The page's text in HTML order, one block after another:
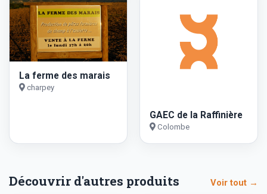
La ferme des marais
charpey
GAEC de la Raffinière
Colombe
Découvrir d'autres produits Voir tout →